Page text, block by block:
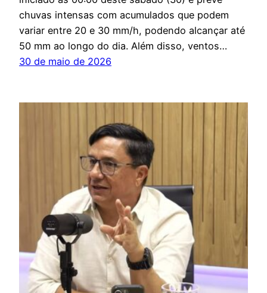
chuvas intensas com acumulados que podem
variar entre 20 e 30 mm/h, podendo alcançar até
50 mm ao longo do dia. Além disso, ventos…
30 de maio de 2026